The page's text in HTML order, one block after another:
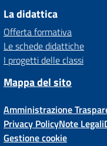
La didattica
Offerta formativa
Le schede didattiche
I progetti delle classi
Mappa del sito
Amministrazione
Privacy PolicyNote Legali
Gestione cookie